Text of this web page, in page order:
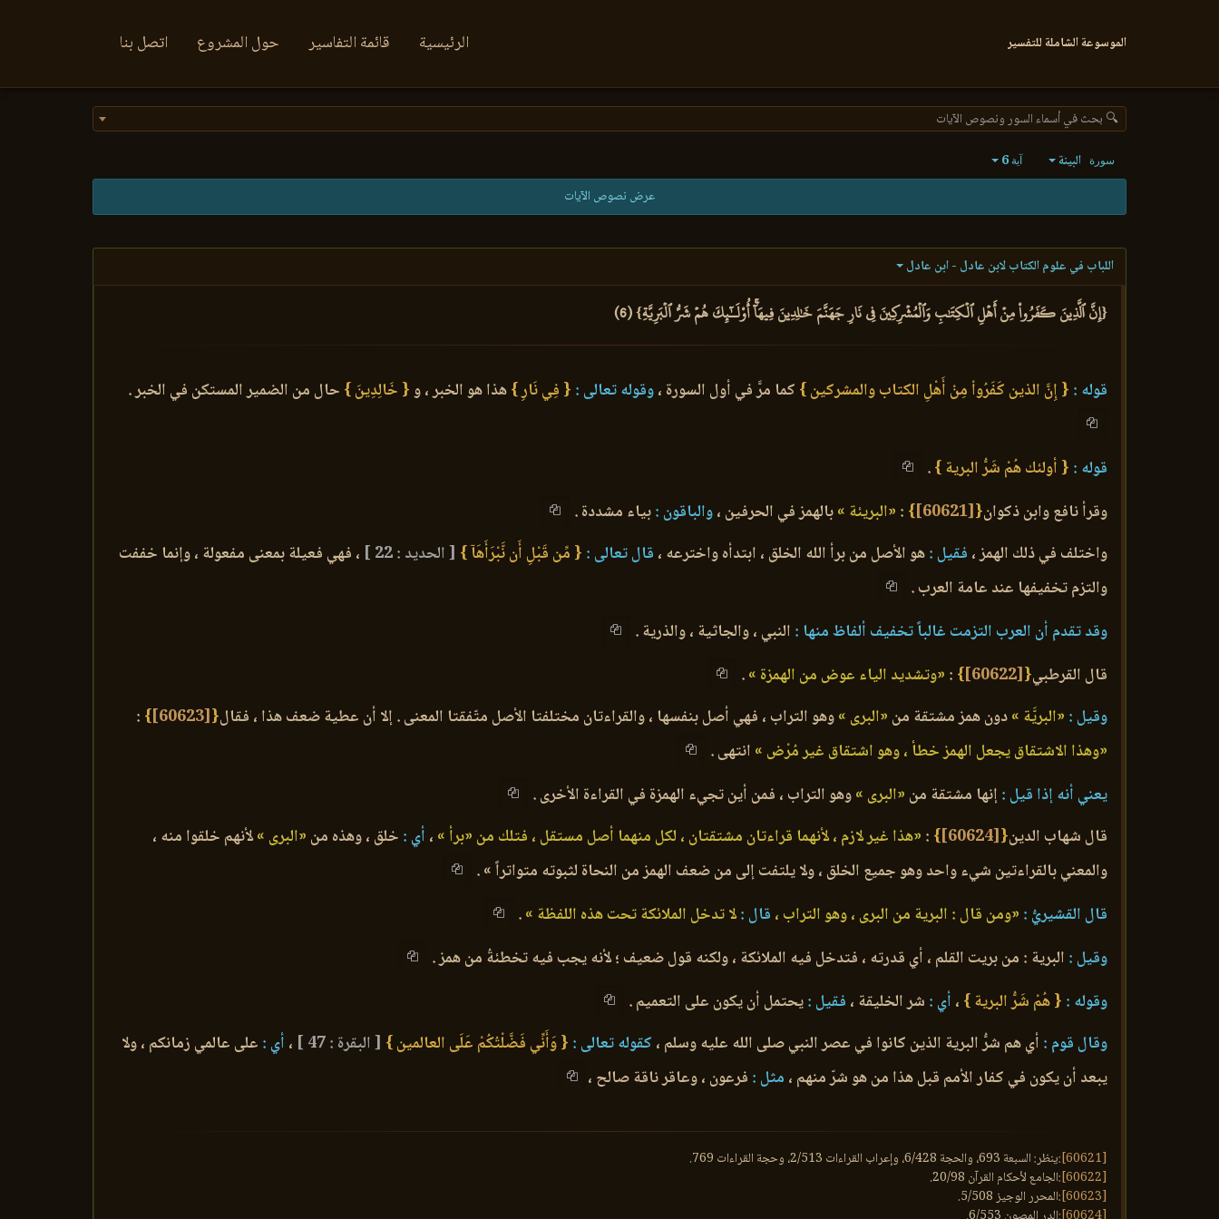
الموسوعة الشاملة للتفسير الرئيسية قائمة التفاسير حول المشروع اتصل بنا
🔍 بحث في أسماء السور ونصوص الآيات
سورة البينة آية6
عرض نصوص الآيات
اللباب في علوم الكتاب لابن عادل - ابن عادل
{إِنَّ ٱلَّذِينَ كَفَرُواْ مِنۡ أَهۡلِ ٱلۡكِتَٰبِ وَٱلۡمُشۡرِكِينَ فِي نَارِ جَهَنَّمَ خَٰلِدِينَ فِيهَآۚ أُوْلَـٰٓئِكَ هُمۡ شَرُّ ٱلۡبَرِيَّةِ} (6)
قوله : { إِنَّ الذين كَفَرُواْ مِنْ أَهْلِ الكتاب والمشركين } كما مرَّ في أول السورة ،وقوله تعالى : { فِي نَارِ }هذا هو الخبر ، و{ خَالِدِينَ } حال من الضمير المستكن في الخبر .
قوله : { أولئك هُمْ شَرُّ البرية }.
وقرأ نافع وابن ذكوان{
[60621]
}
: «البريئة »بالهمز في الحرفين ،والباقون :بياء مشددة .
واختلف في ذلك الهمز ، فقيل :هو الأصل من برأ الله الخلق ، ابتدأه واخترعه ، قال تعالى : { مِّن قَبْلِ أَن نَّبْرَأَهَآ } [ الحديد : 22 ]
، فهي فعيلة بمعنى مفعولة ، وإنما خففت
والتزم تخفيفها عند عامة العرب .
وقد تقدم أن العرب التزمت غالباً تخفيف ألفاظ منها : النبي ، والجاثية ، والذرية .
قال القرطبي{
[60622]
}
: «وتشديد الياء عوض من الهمزة ».
وقيل : «البريَّة »دون همز مشتقة من «البرى »وهو التراب ، فهي أصل بنفسها ، والقراءتان مختلفتا الأصل متّفقتا المعنى . إلا أن عطية ضعف هذا ، فقال{
[60623]
}
:
«وهذا الاشتقاق يجعل الهمز خطأ ، وهو اشتقاق غير مُرْض » انتهى .
يعني أنه إذا قيل :إنها مشتقة من «البرى »وهو التراب ، فمن أين تجيء الهمزة في القراءة الأخرى .
قال شهاب الدين{
[60624]
}
: «هذا غير لازم ، لأنهما قراءتان مشتقتان ، لكل منهما أصل مستقل ، فتلك من «برأ » ، أي : خلق ، وهذه من «البرى »لأنهم خلقوا منه ،
والمعني بالقراءتين شيء واحد وهو جميع الخلق ، ولا يلتفت إلى من ضعف الهمز من النحاة لثبوته متواتراً » .
قال القشيريُّ : «ومن قال : البرية من البرى ، وهو التراب ، قال :لا تدخل الملائكة تحت هذه اللفظة ».
وقيل : البرية : من بريت القلم ، أي قدرته ، فتدخل فيه الملائكة ، ولكنه قول ضعيف ؛ لأنه يجب فيه تخطئةُ من همز .
وقوله : { هُمْ شَرُّ البرية } ، أي : شر الخليقة ، فقيل :يحتمل أن يكون على التعميم .
وقال قوم : أي هم شرُّ البرية الذين كانوا في عصر النبي صلى الله عليه وسلم ، كقوله تعالى : { وَأَنِّي فَضَّلْتُكُمْ عَلَى العالمين } [ البقرة : 47 ] ، أي : على عالمي زمانكم ، ولا
يبعد أن يكون في كفار الأمم قبل هذا من هو شرّ منهم ، مثل : فرعون ، وعاقر ناقة صالح ،
[60621]
:ينظر: السبعة 693، والحجة 6/428، وإعراب القراءات 2/513، وحجة القراءات 769.
[60622]
:الجامع لأحكام القرآن 20/98.
[60623]
:المحرر الوجيز 5/508.